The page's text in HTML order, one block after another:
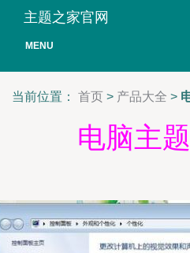
主题之家官网
MENU
当前位置： 首页 > 产品大全 >
电脑主